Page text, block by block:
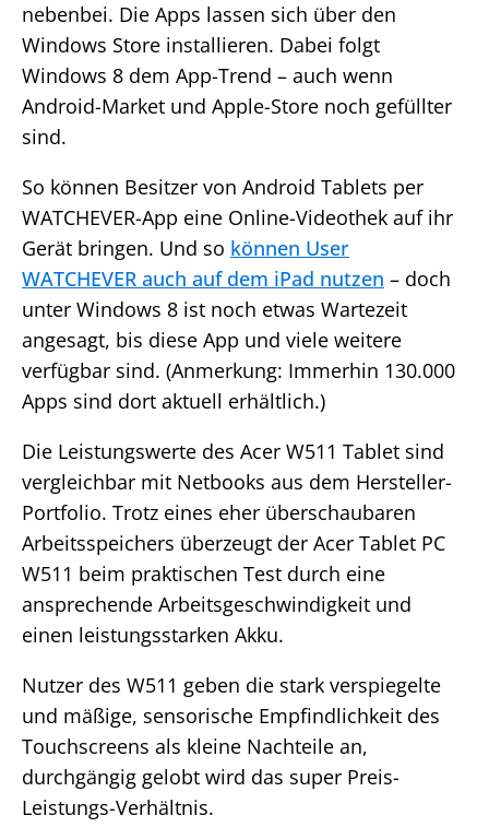
nebenbei. Die Apps lassen sich über den
Windows Store installieren. Dabei folgt
Windows 8 dem App-Trend – auch wenn
Android-Market und Apple-Store noch gefüllter
sind.
So können Besitzer von Android Tablets per
WATCHEVER-App eine Online-Videothek auf ihr
Gerät bringen. Und so können User
WATCHEVER auch auf dem iPad nutzen – doch
unter Windows 8 ist noch etwas Wartezeit
angesagt, bis diese App und viele weitere
verfügbar sind. (Anmerkung: Immerhin 130.000
Apps sind dort aktuell erhältlich.)
Die Leistungswerte des Acer W511 Tablet sind
vergleichbar mit Netbooks aus dem Hersteller-
Portfolio. Trotz eines eher überschaubaren
Arbeitsspeichers überzeugt der Acer Tablet PC
W511 beim praktischen Test durch eine
ansprechende Arbeitsgeschwindigkeit und
einen leistungsstarken Akku.
Nutzer des W511 geben die stark verspiegelte
und mäßige, sensorische Empfindlichkeit des
Touchscreens als kleine Nachteile an,
durchgängig gelobt wird das super Preis-
Leistungs-Verhältnis.